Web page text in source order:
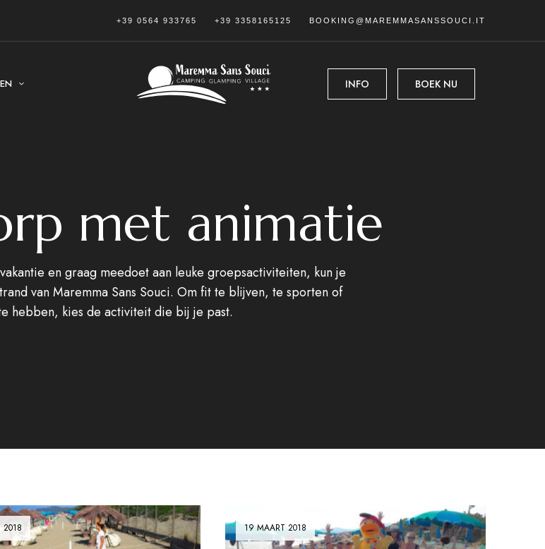
+39 0564 933765 +39 3358165125 BOOKING@MAREMMASANSSOUCI.IT
INFO BOEK NU
met animatie
en graag meedoet aan leuke groepsactiviteiten, kun je
van Maremma Sans Souci. Om fit te blijven, te sporten of
hebben, kies de activiteit die bij je past.
2018 19 MAART 2018